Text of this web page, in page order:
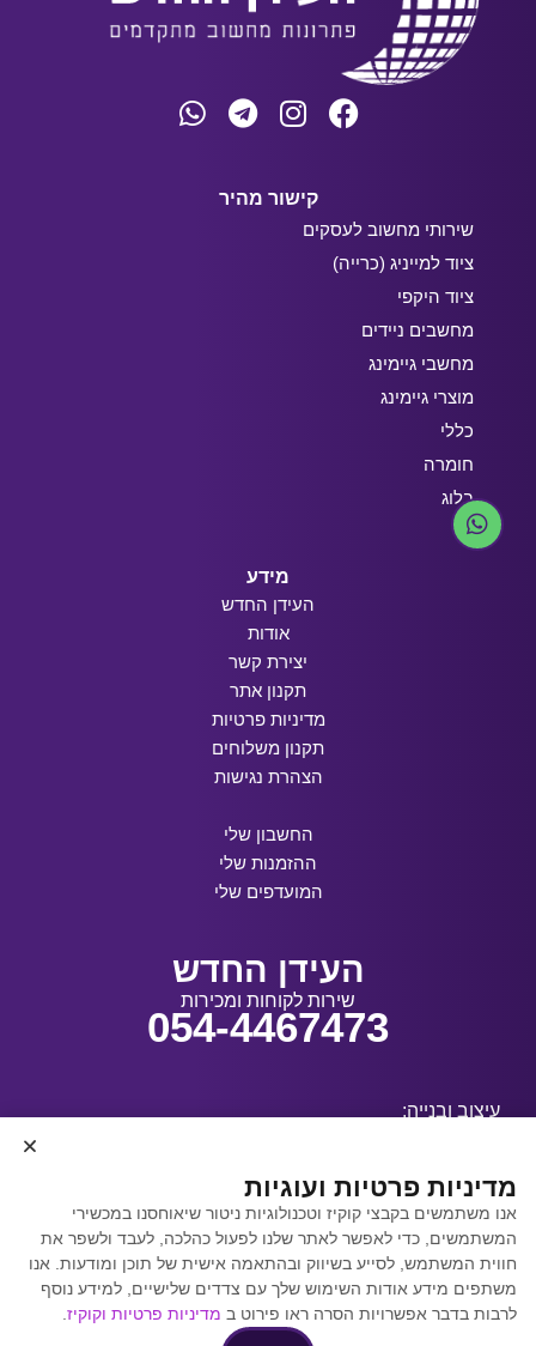
קישור מהיר
שירותי מחשוב לעסקים
ציוד למייניג (כרייה)
ציוד היקפי
מחשבים ניידים
מחשבי גיימינג
מוצרי גיימינג
כללי
חומרה
בלוג
מידע
העידן החדש
אודות
יצירת קשר
תקנון אתר
מדיניות פרטיות
תקנון משלוחים
הצהרת נגישות
החשבון שלי
ההזמנות שלי
המועדפים שלי
העידן החדש
שירות לקוחות ומכירות
054-4467473
עיצוב ובנייה:
קידום אתרים באמצעות
Y.Y. Digital
מדיניות פרטיות ועוגיות
אנו משתמשים בקבצי קוקיז וטכנולוגיות ניטור שיאוחסנו במכשירי
המשתמשים, כדי לאפשר לאתר שלנו לפעול כהלכה, לעבד ולשפר את
חווית המשתמש, לסייע בשיווק ובהתאמה אישית של תוכן ומודעות. אנו
משתפים מידע אודות השימוש שלך עם צדדים שלישיים, למידע נוסף
לרבות בדבר אפשרויות הסרה ראו פירוט ב מדיניות פרטיות וקוקיז